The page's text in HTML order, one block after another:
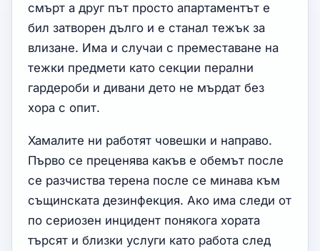
смърт а друг път просто апартаментът е
бил затворен дълго и е станал тежък за
влизане. Има и случаи с преместаване на
тежки предмети като секции перални
гардероби и дивани дето не мърдат без
хора с опит.
Хамалите ни работят човешки и направо.
Първо се преценява какъв е обемът после
се разчиства терена после се минава към
същинската дезинфекция. Ако има следи от
по сериозен инцидент понякога хората
търсят и близки услуги като работа след